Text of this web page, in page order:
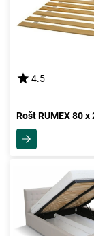
4.5
Rošt RUMEX 80 x